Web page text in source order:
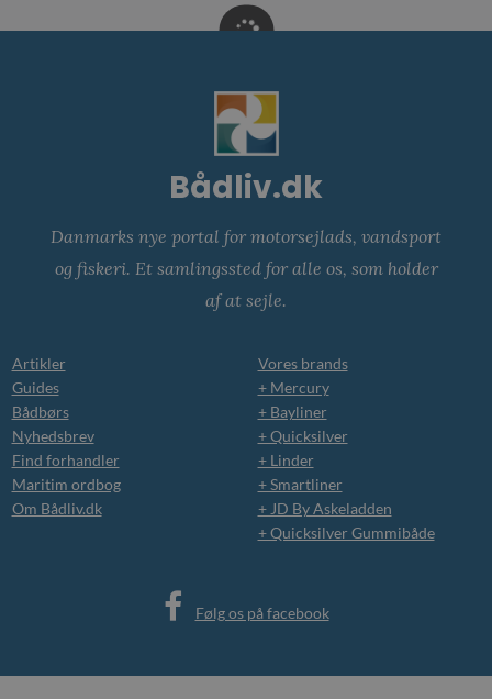
Bådliv.dk
Danmarks nye portal for motorsejlads, vandsport
og fiskeri. Et samlingssted for alle os, som holder
af at sejle.
Artikler
Guides
Bådbørs
Nyhedsbrev
Find forhandler
Maritim ordbog
Om Bådliv.dk
Vores brands
+ Mercury
+ Bayliner
+ Quicksilver
+ Linder
+ Smartliner
+ JD By Askeladden
+ Quicksilver Gummibåde
Følg os på facebook